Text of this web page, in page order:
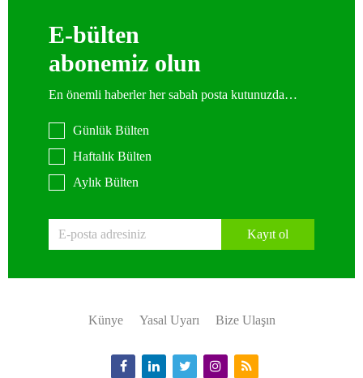
E-bülten
abonemiz olun
En önemli haberler her sabah posta kutunuzda…
Günlük Bülten
Haftalık Bülten
Aylık Bülten
Kayıt ol
Künye Yasal Uyarı Bize Ulaşın